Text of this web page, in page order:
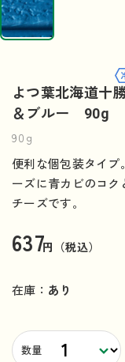
よつ葉北海道十
＆ブルー 90g
90g
便利な個包装タイプ
ーズに青カビのコ
チーズです。
637円（税込）
在庫： あり
数量